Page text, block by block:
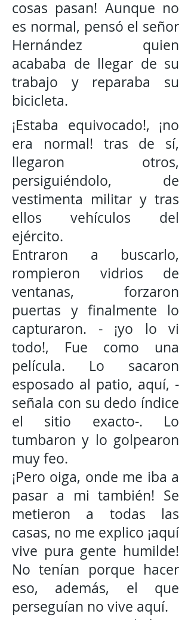
cosas pasan! Aunque no
es normal, pensó el señor
Hernández quien
acababa de llegar de su
trabajo y reparaba su
bicicleta.
¡Estaba equivocado!, ¡no
era normal! tras de sí,
llegaron otros,
persiguiéndolo, de
vestimenta militar y tras
ellos vehículos del
ejército.
Entraron a buscarlo,
rompieron vidrios de
ventanas, forzaron
puertas y finalmente lo
capturaron. - ¡yo lo vi
todo!, Fue como una
película. Lo sacaron
esposado al patio, aquí, -
señala con su dedo índice
el sitio exacto-. Lo
tumbaron y lo golpearon
muy feo.
¡Pero oiga, onde me iba a
pasar a mi también! Se
metieron a todas las
casas, no me explico ¡aquí
vive pura gente humilde!
No tenían porque hacer
eso, además, el que
perseguían no vive aquí.